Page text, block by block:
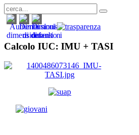
Calcolo IUC: IMU + TASI